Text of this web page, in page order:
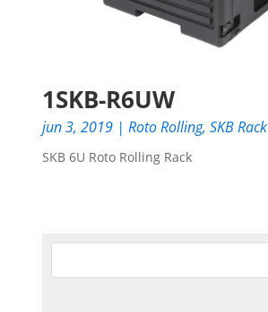
1SKB-R6UW
jun 3, 2019 |Roto Rolling,SKB Rack
SKB 6U Roto Rolling Rack